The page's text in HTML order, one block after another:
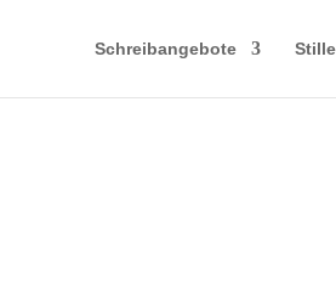
Schreibangebote